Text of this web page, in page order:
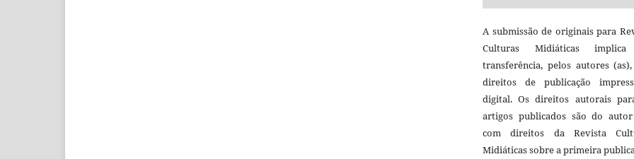
A submissão de originais para
Culturas Midiáticas
transferência, pelos autores
direitos de publicação
digital. Os direitos autorais
artigos publicados são do
com direitos da Revista
Midiáticas sobre a primeira